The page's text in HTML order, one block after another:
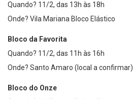
Quando? 11/2, das 13h às 18h
Onde? Vila Mariana Bloco Elástico
Bloco da Favorita
Quando? 11/2, das 11h às 16h
Onde? Santo Amaro (local a confirmar)
Bloco do Onze